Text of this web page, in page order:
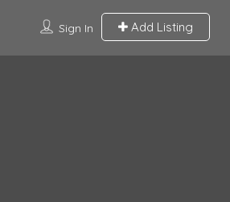
Sign In Add Listing